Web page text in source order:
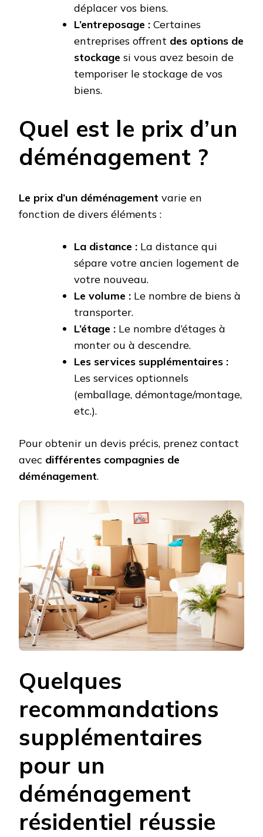
déplacer vos biens.
L’entreposage : Certaines
entreprises offrent des options de
stockage si vous avez besoin de
temporiser le stockage de vos
biens.
Quel est le prix d’un
déménagement ?
Le prix d’un déménagement varie en
fonction de divers éléments :
La distance : La distance qui
sépare votre ancien logement de
votre nouveau.
Le volume : Le nombre de biens à
transporter.
L’étage : Le nombre d’étages à
monter ou à descendre.
Les services supplémentaires :
Les services optionnels
(emballage, démontage/montage,
etc.).
Pour obtenir un devis précis, prenez contact
avec différentes compagnies de
déménagement.
Quelques
recommandations
supplémentaires
pour un
déménagement
résidentiel réussie